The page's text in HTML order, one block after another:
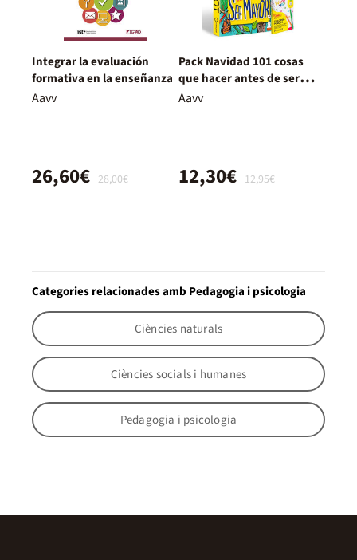
Integrar la evaluación
formativa en la enseñanza
Aavv
28,00€
26,60€
Pack Navidad 101 cosas
que hacer antes de ser
mayor
Aavv
12,95€
12,30€
Categories relacionades amb Pedagogia i psicologia
Ciències naturals
Ciències socials i humanes
Pedagogia i psicologia